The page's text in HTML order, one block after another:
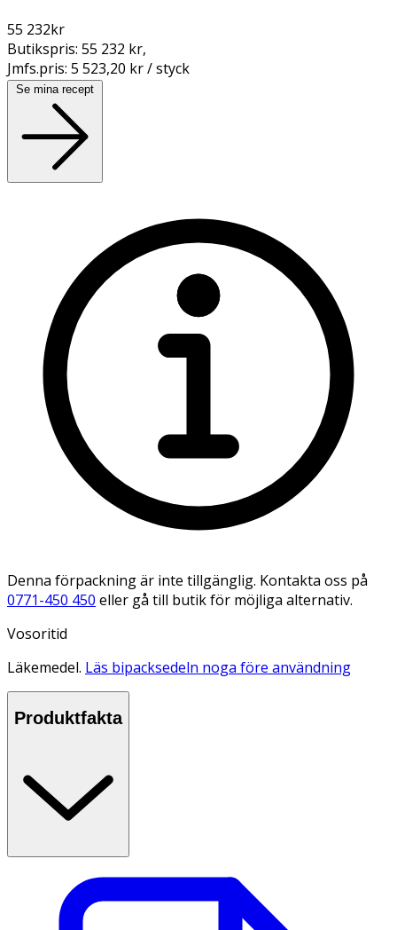
55 232kr
Butikspris: 55 232 kr,
Jmfs.pris: 5 523,20 kr / styck
Se mina recept
Denna förpackning är inte tillgänglig. Kontakta oss på
0771-450 450 eller gå till butik för möjliga alternativ.
Vosoritid
Läkemedel. Läs bipacksedeln noga före användning
Produktfakta